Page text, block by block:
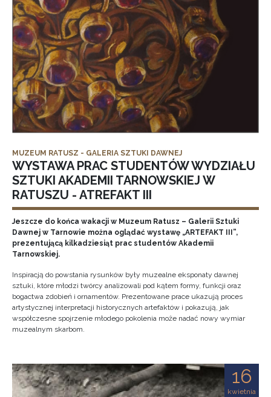
MUZEUM RATUSZ - GALERIA SZTUKI DAWNEJ
WYSTAWA PRAC STUDENTÓW WYDZIAŁU
SZTUKI AKADEMII TARNOWSKIEJ W
RATUSZU - ATREFAKT III
Jeszcze do końca wakacji w Muzeum Ratusz – Galerii Sztuki
Dawnej w Tarnowie można oglądać wystawę „ARTEFAKT III”,
prezentującą kilkadziesiąt prac studentów Akademii
Tarnowskiej.
Inspiracją do powstania rysunków były muzealne eksponaty dawnej
sztuki, które młodzi twórcy analizowali pod kątem formy, funkcji oraz
bogactwa zdobień i ornamentów. Prezentowane prace ukazują proces
artystycznej interpretacji historycznych artefaktów i pokazują, jak
współczesne spojrzenie młodego pokolenia może nadać nowy wymiar
muzealnym skarbom.
16
kwietnia